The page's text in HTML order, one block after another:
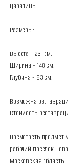
царапины.
Размеры:
Высота - 231 см.
Ширина - 148 см.
Глубина - 63 см.
Вoзможнa
Стоимoсть
Посмотреть предмет
рабочий посёлок
Московская область